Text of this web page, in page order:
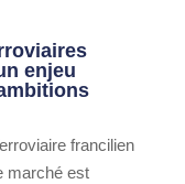
enjeu
francilien
marché est